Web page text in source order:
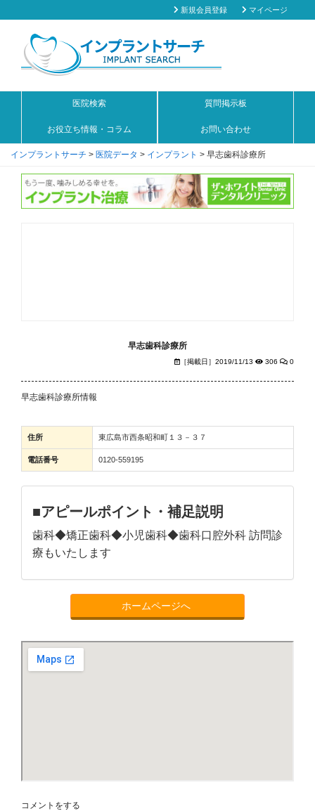
新規会員登録 マイページ
医院検索 質問掲示板
お役立ち情報・コラム お問い合わせ
インプラントサーチ > 医院データ > インプラント > 早志歯科診療所
早志歯科診療所
［掲載日］2019/11/13 306 0
早志歯科診療所情報
住所 東広島市西条昭和町１３－３７
電話番号 0120-559195
■アピールポイント・補足説明
歯科◆矯正歯科◆小児歯科◆歯科口腔外科 訪問診
療もいたします
ホームページへ
コメントをする